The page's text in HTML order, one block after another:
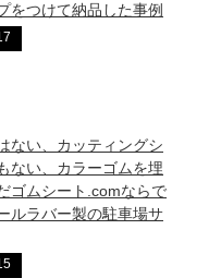
をつけて納品した事例
ない、カッティングシ
ない、カラーゴムを埋
ゴムシート.comならで
ルラバー製の駐車場サ